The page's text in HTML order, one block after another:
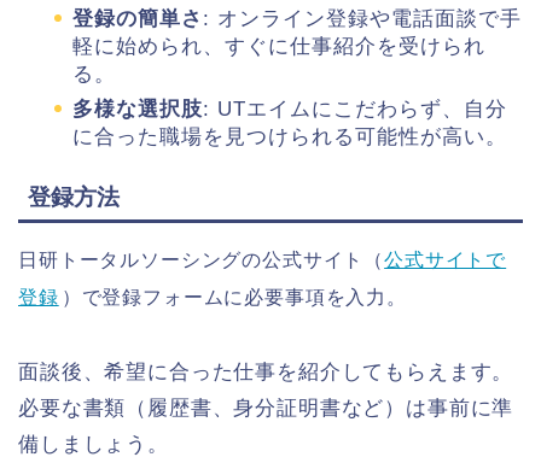
登録の簡単さ : オンライン登録や電話面談で手
軽に始められ、すぐに仕事紹介を受けられ
る。
多様な選択肢: UTエイムにこだわらず、自分
に合った職場を見つけられる可能性が高い。
登録方法
日研トータルソーシングの公式サイト（公式サイトで
登録 ）で登録フォームに必要事項を入力。
面談後、希望に合った仕事を紹介してもらえます。
必要な書類（履歴書、身分証明書など）は事前に準
備しましょう。